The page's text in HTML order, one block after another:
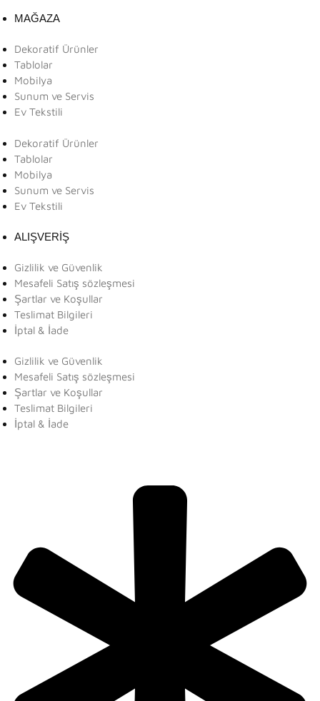
MAĞAZA
Dekoratif Ürünler
Tablolar
Mobilya
Sunum ve Servis
Ev Tekstili
Dekoratif Ürünler
Tablolar
Mobilya
Sunum ve Servis
Ev Tekstili
ALIŞVERİŞ
Gizlilik ve Güvenlik
Mesafeli Satış sözleşmesi
Şartlar ve Koşullar
Teslimat Bilgileri
İptal & İade
Gizlilik ve Güvenlik
Mesafeli Satış sözleşmesi
Şartlar ve Koşullar
Teslimat Bilgileri
İptal & İade